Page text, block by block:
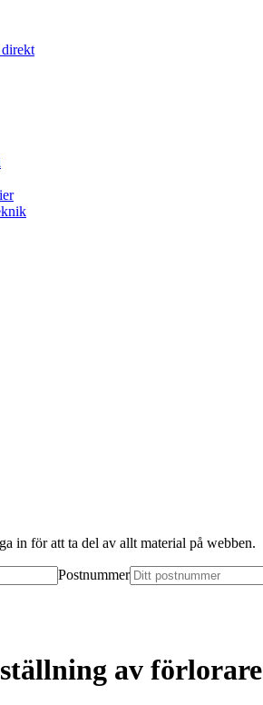
in för att ta del av allt material på webben.
Postnummer
av förlorare